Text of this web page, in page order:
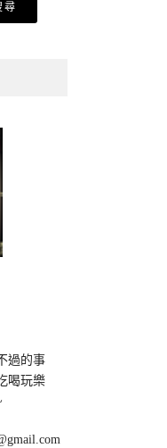
過的事
喝玩樂